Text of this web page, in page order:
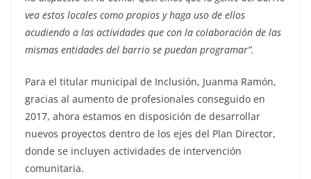
vea estos locales como propios y haga uso de ellos
acudiendo a las actividades que con la colaboración de las
mismas entidades del barrio se puedan programar”.
Para el titular municipal de Inclusión, Juanma Ramón,
gracias al aumento de profesionales conseguido en
2017, ahora estamos en disposición de desarrollar
nuevos proyectos dentro de los ejes del Plan Director,
donde se incluyen actividades de intervención
comunitaria.